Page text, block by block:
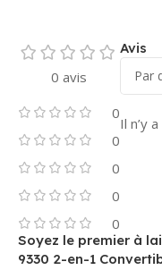
0 avis
0
0
0
0
0
Avis
Il n’y
Soyez le premier à
9330 2-en-1